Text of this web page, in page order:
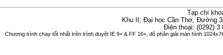
Tạp chí
Khu II, Đại học Cần Thơ, Đường
Điện thoại: (0292)
Chương trình chạy tốt nhất trên trình duyệt IE 9+ & FF 16+, độ phân giải màn hình